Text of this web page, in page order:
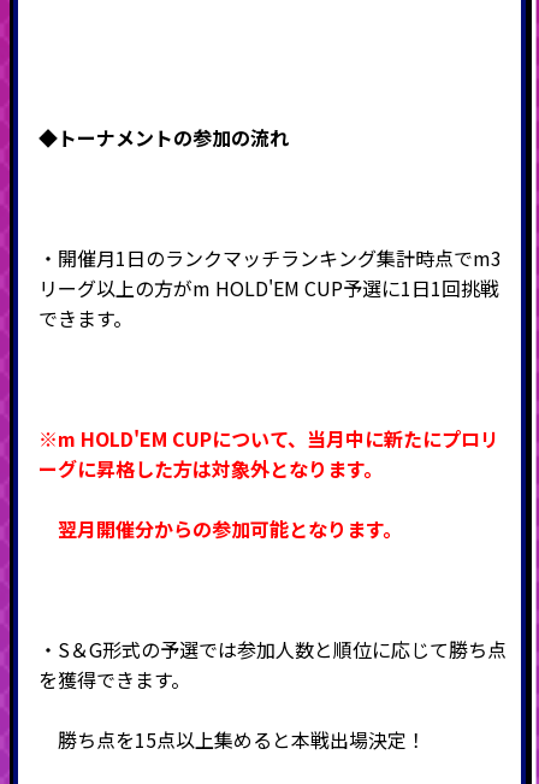
◆トーナメントの参加の流れ
・開催月1日のランクマッチランキング集計時点でm3
リーグ以上の方がm HOLD'EM CUP予選に1日1回挑戦
できます。
※m HOLD'EM CUPについて、当月中に新たにプロリ
ーグに昇格した方は対象外となります。
翌月開催分からの参加可能となります。
・S＆G形式の予選では参加人数と順位に応じて勝ち点
を獲得できます。
勝ち点を15点以上集めると本戦出場決定！